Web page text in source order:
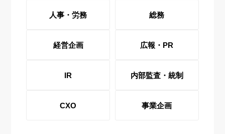
人事・労務 総務
経営企画 広報・PR
IR 内部監査・統制
CXO 事業企画